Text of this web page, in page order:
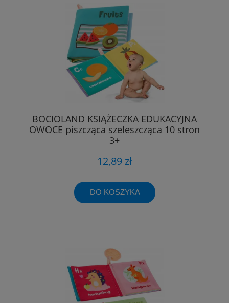
BOCIOLAND KSIĄŻECZKA EDUKACYJNA
OWOCE piszcząca szeleszcząca 10 stron
3+
12,89 zł
DO KOSZYKA